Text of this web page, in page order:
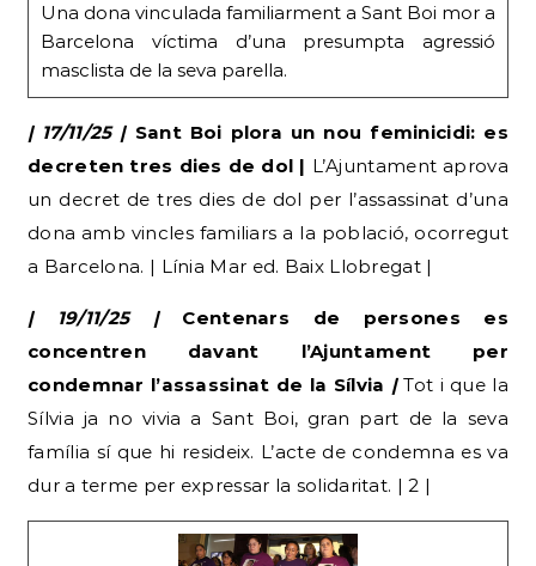
Una dona vinculada familiarment a Sant Boi mor a
Barcelona víctima d’una presumpta agressió
masclista de la seva parella.
| 17/11/25 |Sant Boi plora un nou feminicidi: es
decreten tres dies de dol | L’Ajuntament aprova
un decret de tres dies de dol per l’assassinat d’una
dona amb vincles familiars a la població, ocorregut
a Barcelona. | Línia Mar ed. Baix Llobregat |
| 19/11/25 | Centenars de persones es
concentren davant l’Ajuntament per
condemnar l’assassinat de la Sílvia |Tot i que la
Sílvia ja no vivia a Sant Boi, gran part de la seva
família sí que hi resideix. L’acte de condemna es va
dur a terme per expressar la solidaritat. | 2 |